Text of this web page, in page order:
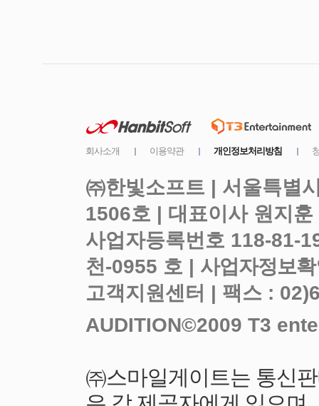
㈜한빛소프트 | 서울특별
사업자등록번호 118-81-
천-0955 호 |
고객지원센터 | 팩스 :